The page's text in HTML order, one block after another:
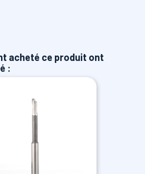
acheté ce produit ont
: